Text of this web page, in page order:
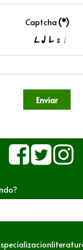
Captcha (*)
Enviar